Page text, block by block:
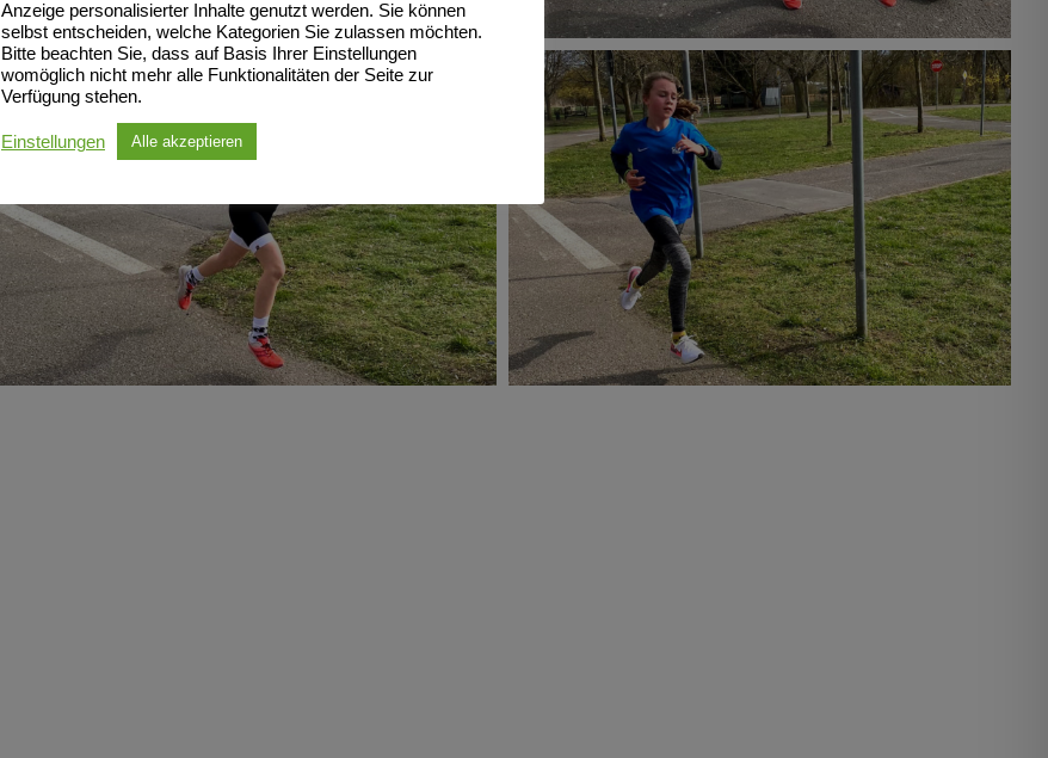
Anzeige personalisierter Inhalte genutzt werden. Sie können
selbst entscheiden, welche Kategorien Sie zulassen möchten.
Bitte beachten Sie, dass auf Basis Ihrer Einstellungen
womöglich nicht mehr alle Funktionalitäten der Seite zur
Verfügung stehen.
Einstellungen Alle akzeptieren